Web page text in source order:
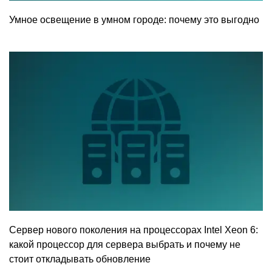
Умное освещение в умном городе: почему это выгодно
Сервер нового поколения на процессорах Intel Xeon 6:
какой процессор для сервера выбрать и почему не
стоит откладывать обновление